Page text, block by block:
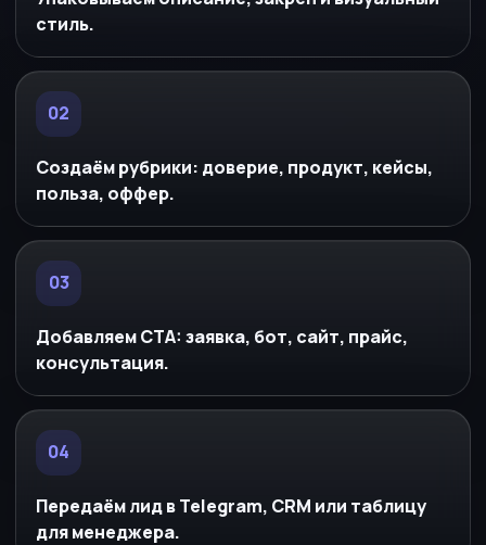
стиль.
02
Создаём рубрики: доверие, продукт, кейсы,
польза, оффер.
03
Добавляем CTA: заявка, бот, сайт, прайс,
консультация.
04
Передаём лид в Telegram, CRM или таблицу
для менеджера.